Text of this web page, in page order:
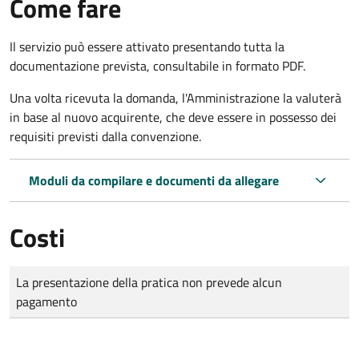
Il servizio può essere attivato presentando tutta la
documentazione prevista, consultabile in formato PDF.
Una volta ricevuta la domanda, l'Amministrazione la valuterà
in base al nuovo acquirente, che deve essere in possesso dei
requisiti previsti dalla convenzione.
Moduli da compilare e documenti da allegare
Costi
Tipo di pagamento
Importo
La presentazione della pratica non prevede alcun
pagamento